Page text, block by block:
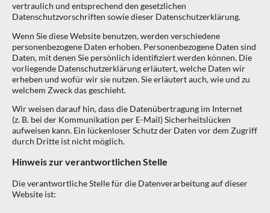
vertraulich und entsprechend den gesetzlichen
Datenschutzvorschriften sowie dieser Datenschutzerklärung.
Wenn Sie diese Website benutzen, werden verschiedene
personenbezogene Daten erhoben. Personenbezogene Daten sind
Daten, mit denen Sie persönlich identifiziert werden können. Die
vorliegende Datenschutzerklärung erläutert, welche Daten wir
erheben und wofür wir sie nutzen. Sie erläutert auch, wie und zu
welchem Zweck das geschieht.
Wir weisen darauf hin, dass die Datenübertragung im Internet
(z. B. bei der Kommunikation per E-Mail) Sicherheitslücken
aufweisen kann. Ein lückenloser Schutz der Daten vor dem Zugriff
durch Dritte ist nicht möglich.
Hinweis zur verantwortlichen Stelle
Die verantwortliche Stelle für die Datenverarbeitung auf dieser
Website ist: